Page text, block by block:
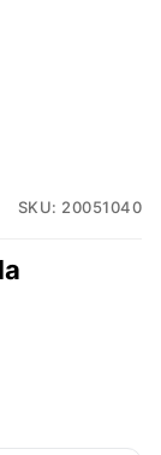
SKU: 20051040